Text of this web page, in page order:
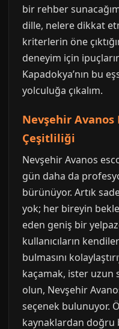
bir rehber
dille, nelere dikkat
kriterlerin öne
deneyim için
Kapadokya’nın bu
yolculuğa çıkalım.
Nevşehir Avanos
Çeşitliliği
Nevşehir Avanos
gün daha da
bürünüyor. Artık
yok; her bireyin
eden geniş bir
kullanıcıların
bulmasını
kaçamak, ister uzun
olun, Nevşehir
seçenek bulunuyor.
kaynaklardan doğru